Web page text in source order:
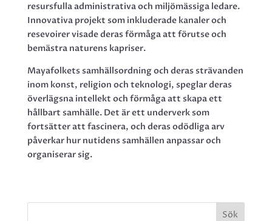
resursfulla administrativa och miljömässiga ledare.
Innovativa projekt som inkluderade kanaler och
resevoirer visade deras förmåga att förutse och
bemästra naturens kapriser.
Mayafolkets samhällsordning och deras strävanden
inom konst, religion och teknologi, speglar deras
överlägsna intellekt och förmåga att skapa ett
hållbart samhälle. Det är ett underverk som
fortsätter att fascinera, och deras odödliga arv
påverkar hur nutidens samhällen anpassar och
organiserar sig.
Sök